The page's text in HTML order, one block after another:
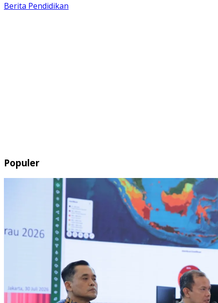
Berita Pendidikan
Populer